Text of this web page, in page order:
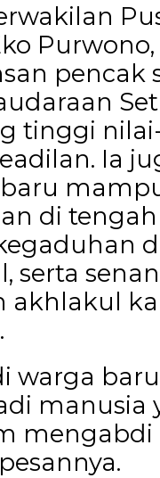
pencak
tinggi
Ia
di
serta
akhlakul
warga
manusia
mengabdi